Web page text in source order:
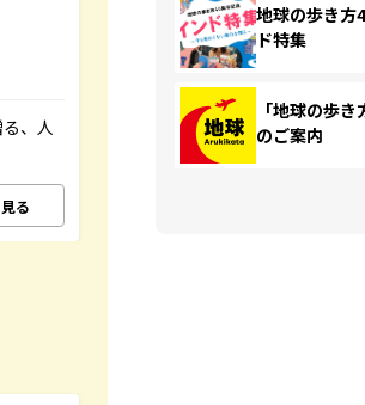
、人
る
地球の歩き方
ド特集
「地球の歩
のご案内